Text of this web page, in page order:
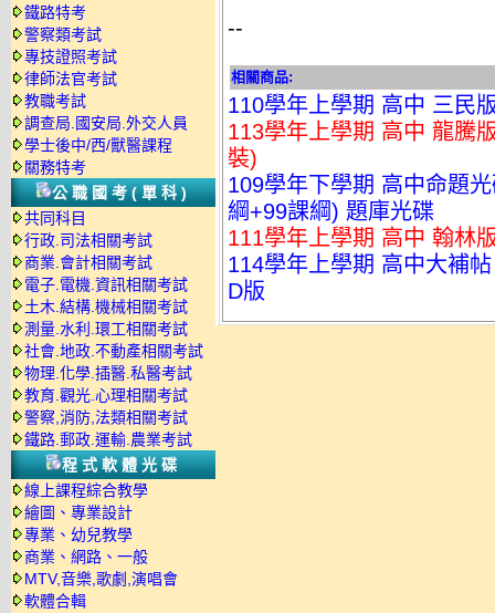
鐵路特考
警察類考試
專技證照考試
律師法官考試
教職考試
調查局.國安局.外交人員
學士後中/西/獸醫課程
關務特考
公職國考(單科)
共同科目
行政.司法相關考試
商業.會計相關考試
電子.電機.資訊相關考試
土木.結構.機械相關考試
測量.水利.環工相關考試
社會.地政.不動產相關考試
物理.化學.插醫.私醫考試
教育.觀光.心理相關考試
警察,消防,法類相關考試
鐵路.郵政.運輸.農業考試
程式軟體光碟
線上課程綜合教學
繪圖、專業設計
專業、幼兒教學
商業、網路、一般
MTV,音樂,歌劇,演唱會
軟體合輯
--
相關商品:
110學年上學期 高中 三民
113學年上學期 高中 龍騰
裝)
109學年下學期 高中命題
綱+99課綱) 題庫光碟
111學年上學期 高中 翰林
114學年上學期 高中大補
D版